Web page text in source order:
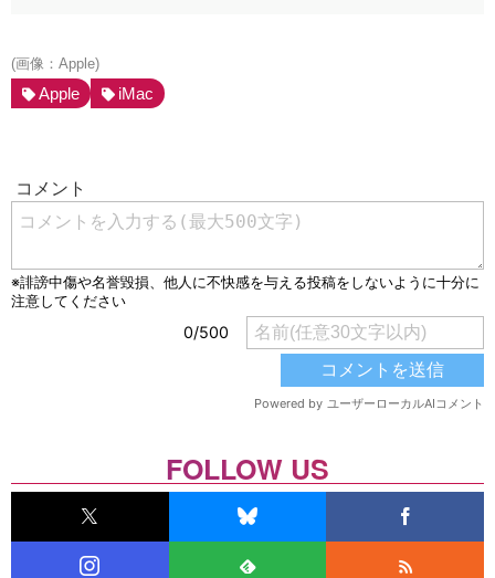
(画像：Apple)
Apple iMac
FOLLOW US